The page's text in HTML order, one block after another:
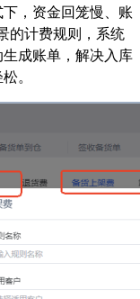
，资金回笼慢、账
的计费规则，系统
成账单，解决入库
。